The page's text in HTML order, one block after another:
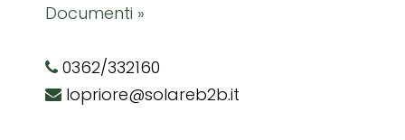
Documenti »
0362/332160
lopriore@solareb2b.it